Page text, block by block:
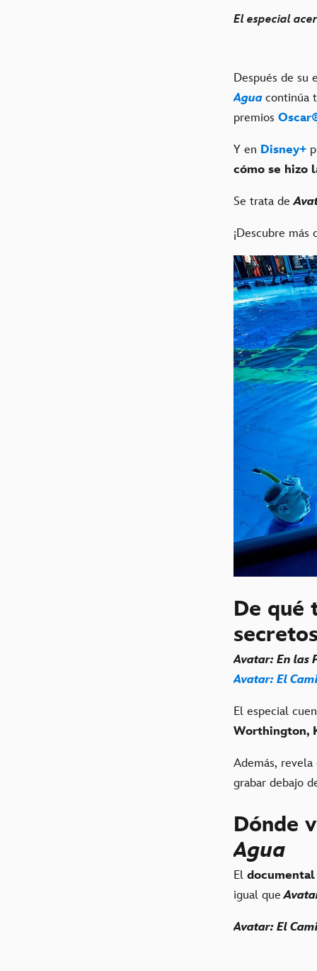
El especial
Después de su
Agua continúa
premios
Y en Disney+
cómo se hizo
Se trata de
¡Descubre más
De qué
Avatar: En las
Avatar: El
El especial
Worthington,
Además,
grabar debajo
Dónde
Agua
El documental
igual que
Avatar: El